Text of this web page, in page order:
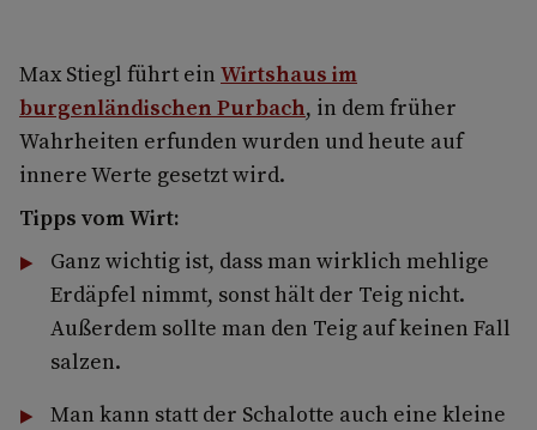
Max Stiegl führt ein Wirtshaus im
burgenländischen Purbach, in dem früher
Wahrheiten erfunden wurden und heute auf
innere Werte gesetzt wird.
Tipps vom Wirt:
Ganz wichtig ist, dass man wirklich mehlige
Erdäpfel nimmt, sonst hält der Teig nicht.
Außerdem sollte man den Teig auf keinen Fall
salzen.
Man kann statt der Schalotte auch eine kleine